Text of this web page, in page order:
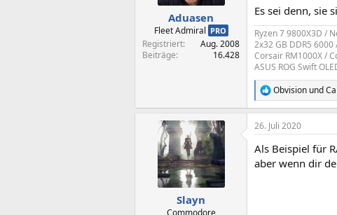
Aduasen
Fleet Admiral PRO
Registriert
Aug. 2008
Beiträge
16.428
Es sei denn, sie
Ryzen 7 9800X3D /
2x32 GB DDR5
Corsair RM1000X /
ASUS ROG Swift
R
e
a
k
i
o
Obvision und
Slayn
Commodore
26. Juli 2020
Als Beispiel für
aber wenn dir